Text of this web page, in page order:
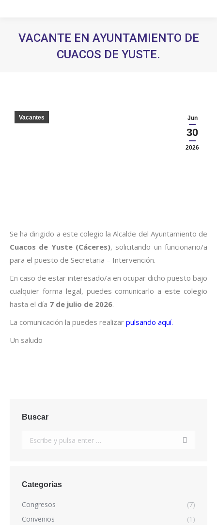
VACANTE EN AYUNTAMIENTO DE
CUACOS DE YUSTE.
Jun
30
2026
Vacantes
Se ha dirigido a este colegio la Alcalde del Ayuntamiento de
Cuacos de Yuste (Cáceres), solicitando un funcionario/a
para el puesto de Secretaria – Intervención.
En caso de estar interesado/a en ocupar dicho puesto bajo
cualquier forma legal, puedes comunicarlo a este colegio
hasta el día 7 de julio de 2026.
La comunicación la puedes realizar pulsando aquí.
Un saludo
Buscar
Buscar:
Categorías
Congresos
(7)
Convenios
(1)